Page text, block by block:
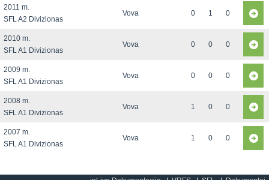
2011 m.
SFL A2 Divizionas
Vova 0 1 0
2010 m.
SFL A1 Divizionas
Vova 0 0 0
2009 m.
SFL A1 Divizionas
Vova 0 0 0
2008 m.
SFL A1 Divizionas
Vova 1 0 0
2007 m.
SFL A1 Divizionas
Vova 1 0 0